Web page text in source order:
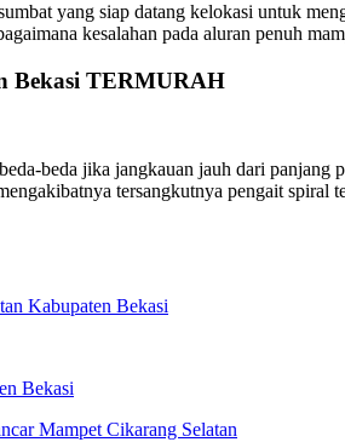
yang siap datang kelokasi untuk
kesalahan pada aluran penuh
Bekasi TERMURAH
beda jika jangkauan jauh dari
tersangkutnya pengait spiral
Kabupaten Bekasi
Bekasi
Mampet Cikarang Selatan